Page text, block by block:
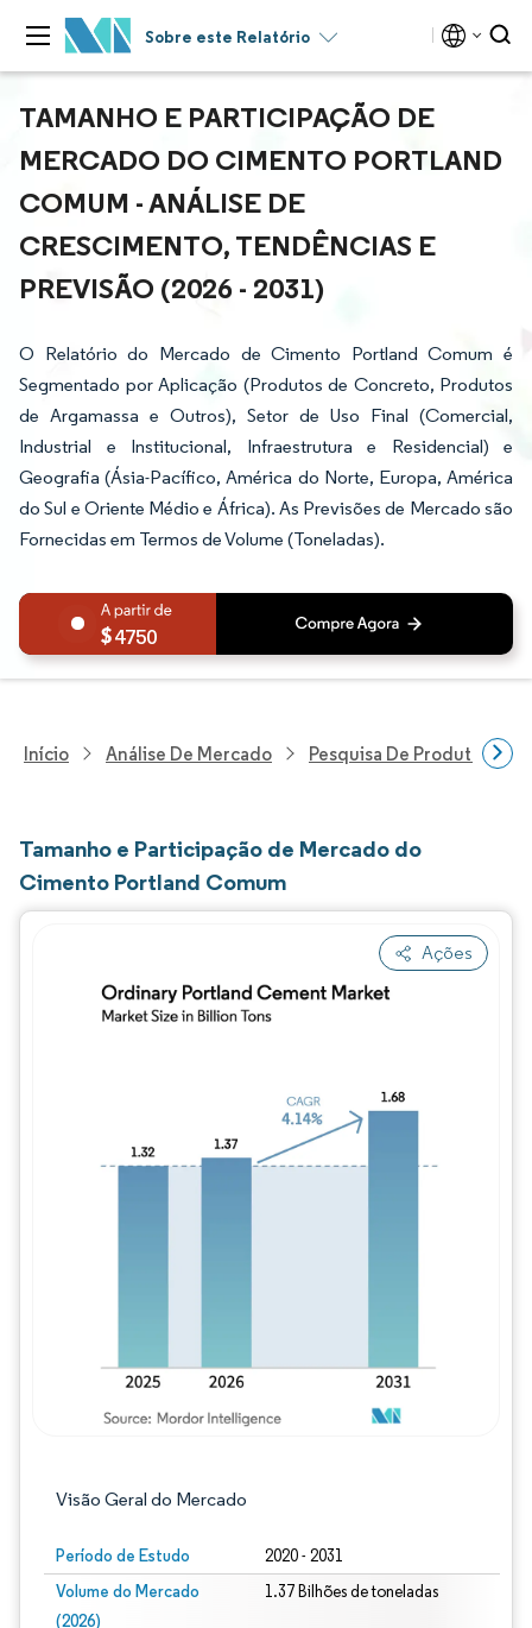
Sobre este Relatório
TAMANHO E PARTICIPAÇÃO DE
MERCADO DO CIMENTO PORTLAND
COMUM - ANÁLISE DE
CRESCIMENTO, TENDÊNCIAS E
PREVISÃO (2026 - 2031)
O Relatório do Mercado de Cimento Portland Comum é
Segmentado por Aplicação (Produtos de Concreto, Produtos
de Argamassa e Outros), Setor de Uso Final (Comercial,
Industrial e Institucional, Infraestrutura e Residencial) e
Geografia (Ásia-Pacífico, América do Norte, Europa, América
do Sul e Oriente Médio e África). As Previsões de Mercado são
Fornecidas em Termos de Volume (Toneladas).
4750
Início Análise De Mercado Pesquisa De Produtos
Tamanho e Participação de Mercado do
Cimento Portland Comum
Ações
Visão Geral do Mercado
Período de Estudo 2020 - 2031
Volume do Mercado
(2026)
1.37 Bilhões de toneladas